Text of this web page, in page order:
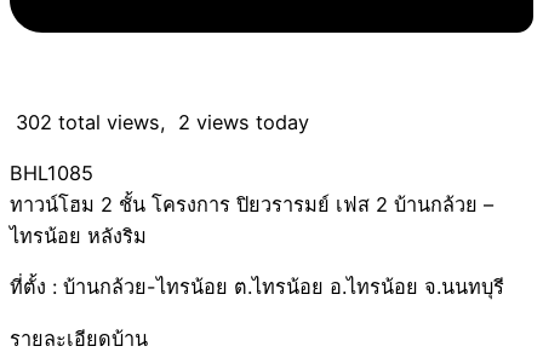
302 total views, 2 views today
BHL1085
ทาวน์โฮม 2 ชั้น โครงการ ปิยวรารมย์ เฟส 2 บ้านกล้วย –
ไทรน้อย หลังริม
ที่ตั้ง : บ้านกล้วย-ไทรน้อย ต.ไทรน้อย อ.ไทรน้อย จ.นนทบุรี
รายละเอียดบ้าน